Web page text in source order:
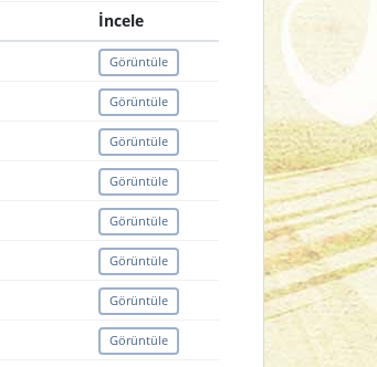
İncele
Görüntüle
Görüntüle
Görüntüle
Görüntüle
Görüntüle
Görüntüle
Görüntüle
Görüntüle